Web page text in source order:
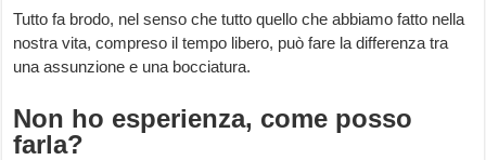
Tutto fa brodo, nel senso che tutto quello che abbiamo fatto nella
nostra vita, compreso il tempo libero, può fare la differenza tra
una assunzione e una bocciatura.
Non ho esperienza, come posso
farla?